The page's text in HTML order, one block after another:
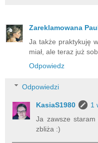
Zareklamowana
Ja także praktykuję
miał, ale teraz już
Odpowiedz
Odpowiedzi
KasiaS1980
1
Ja zawsze
zbliża :)